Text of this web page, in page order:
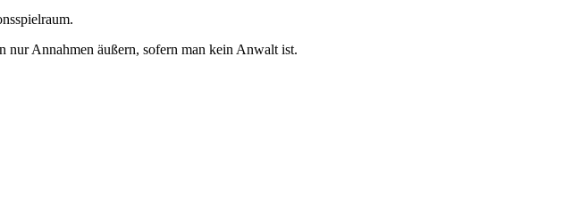
nur Annahmen äußern, sofern man kein Anwalt ist.